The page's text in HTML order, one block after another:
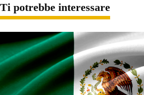
Ti potrebbe interessare